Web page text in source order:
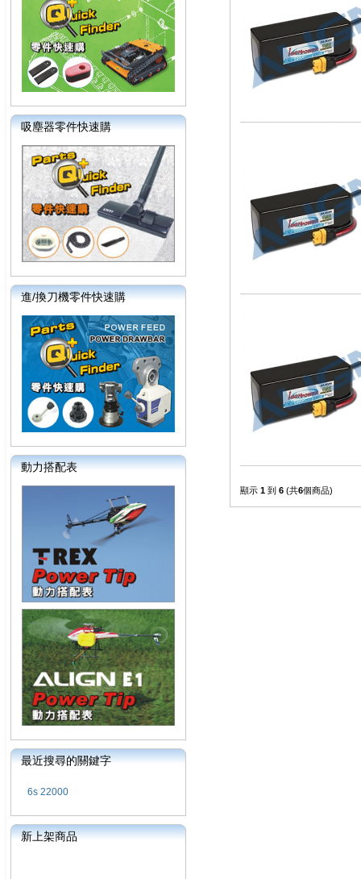
吸塵器零件快速購
進/換刀機零件快速購
動力搭配表
最近搜尋的關鍵字
6s 22000
新上架商品
顯示 1 到 6 (共6個商品)